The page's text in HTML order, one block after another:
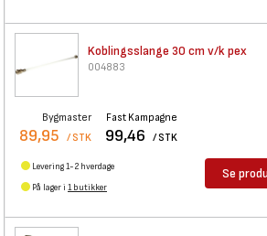
Koblingsslange 30 cm v/k pex
004883
Bygmaster
89,95 / STK
Fast Kampagne
99,46 / STK
Levering 1-2 hverdage
På lager i 1 butikker
Se